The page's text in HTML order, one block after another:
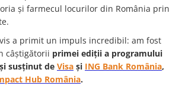
Napoca
Sibiu
si culturale
și farmecul locurilor din România prin
a primit un impuls incredibil: am fost
câștigătorii primei ediții a programului
susținut de Visa și ING Bank România,
Hub România.